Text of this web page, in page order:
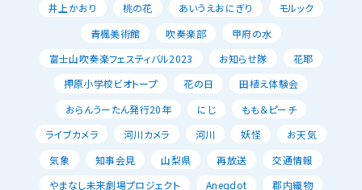
井上かおり
桃の花 あいうえおにぎり
モルック
青楓美術館
吹奏楽部
甲府の水
富士山吹奏楽フェスティバル2023
お知らせ隊
花耶
押原小学校ビオトープ
花の日
田植え体験会
おらんうーたん発行20年
にじ
もも＆ピーチ
ライブカメラ
河川カメラ 河川 妖怪
お天気
気象
知事会見 山梨県 再放送
交通情報
やまなし未来劇場プロジェクト
Aneqdot
郡内織物